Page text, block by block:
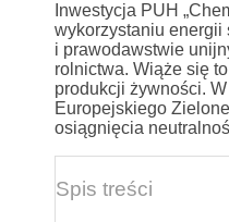
Inwestycja PUH
wykorzystaniu energii
i prawodawstwie
rolnictwa. Wiąże się
produkcji żywności.
Europejskiego
osiągnięcia
Spis treści